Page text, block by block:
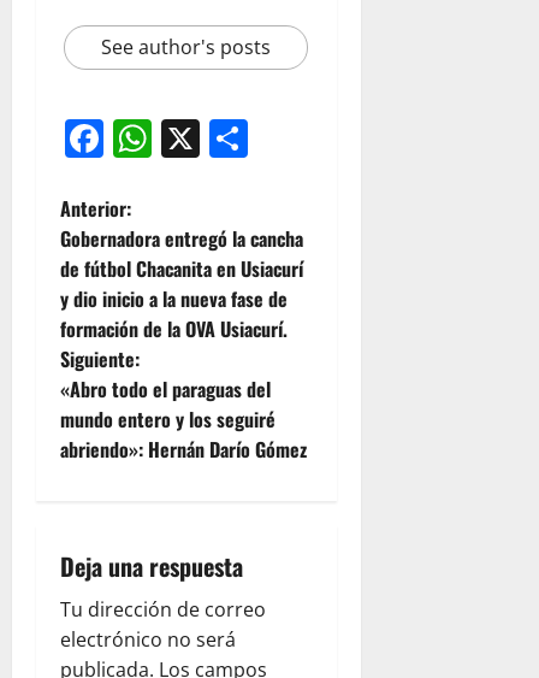
See author's posts
Facebook
WhatsApp
X
Anterior:
Gobernadora entregó la cancha
de fútbol Chacanita en Usiacurí
y dio inicio a la nueva fase de
formación de la OVA Usiacurí.
Siguiente:
«Abro todo el paraguas del
mundo entero y los seguiré
abriendo»: Hernán Darío Gómez
Deja una respuesta
Tu dirección de correo
electrónico no será
publicada. Los campos